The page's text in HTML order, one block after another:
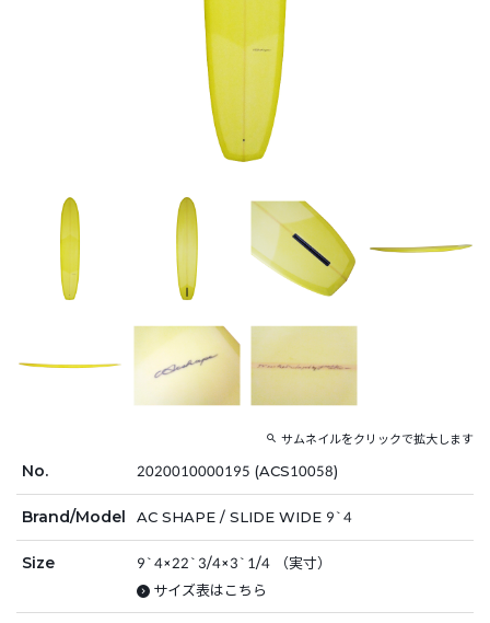
サムネイルをクリックで拡大します
No. 2020010000195 (ACS10058)
Brand/Model AC SHAPE / SLIDE WIDE 9`4
Size
9`4×22`3/4×3`1/4 （実寸）
サイズ表はこちら